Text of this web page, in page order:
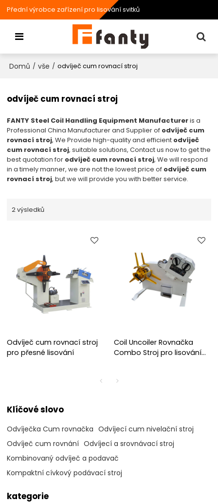
Přední výrobce zařízení pro lisování svitků
Domů / vše / odvíječ cum rovnací stroj
odvíječ cum rovnací stroj
FANTY Steel Coil Handling Equipment Manufactureris a
Professional China Manufacturer and Supplier of odvíječ cum
rovnací stroj, We Provide high-quality and efficient odvíječ
cum rovnací stroj, suitable solutions, Contact us now to get the
best quotation for odvíječ cum rovnací stroj, We will respond
in a timely manner, we are not the lowest price of odvíječ cum
rovnací stroj, but we will provide you with better service.
2 výsledků
Odvíječ cum rovnací stroj
pro přesné lisování
Coil Uncoiler Rovnačka
Combo Stroj pro lisování
Klíčové slovo
Odvíječka Cum rovnačka Odvíjecí cum nivelační stroj
Odvíječ cum rovnání Odvíjecí a srovnávací stroj
Kombinovaný odvíječ a podavač
Kompaktní cívkový podávací stroj
kategorie